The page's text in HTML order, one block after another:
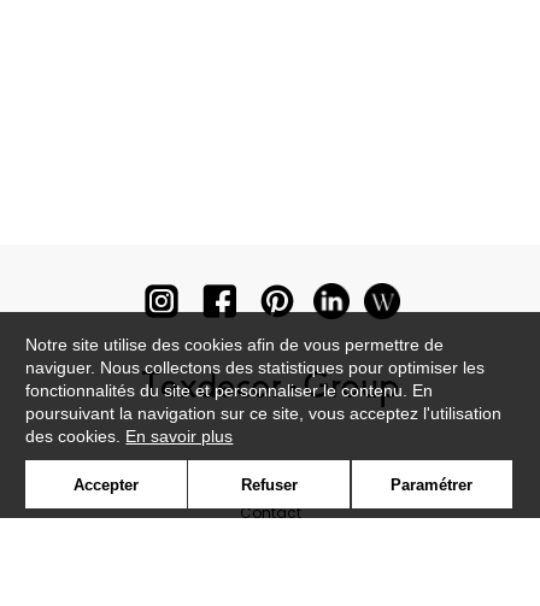
Contact
Notre site utilise des cookies afin de vous permettre de
naviguer. Nous collectons des statistiques pour optimiser les
fonctionnalités du site et personnaliser le contenu. En
poursuivant la navigation sur ce site, vous acceptez l'utilisation
des cookies. En savoir plus
Accepter Refuser Paramétrer